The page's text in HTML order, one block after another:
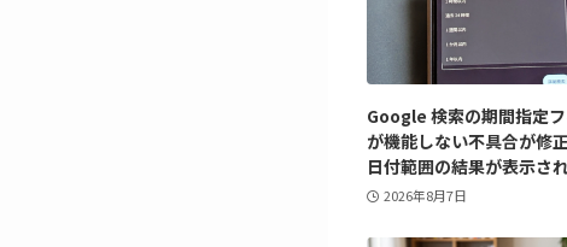
Google 検索の期間指定
が機能しない不具合が修
日付範囲の結果が表示さ
2026年8月7日